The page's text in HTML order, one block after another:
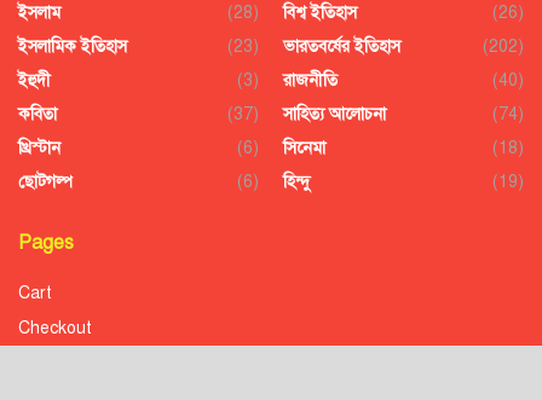
ইসলাম
(28)
ইসলামিক ইতিহাস
(23)
ইহুদী
(3)
কবিতা
(37)
খ্রিস্টান
(6)
ছোটগল্প
(6)
বিশ্ব ইতিহাস
(26)
ভারতবর্ষের ইতিহাস
(202)
রাজনীতি
(40)
সাহিত্য আলোচনা
(74)
সিনেমা
(18)
হিন্দু
(19)
Pages
Cart
Checkout